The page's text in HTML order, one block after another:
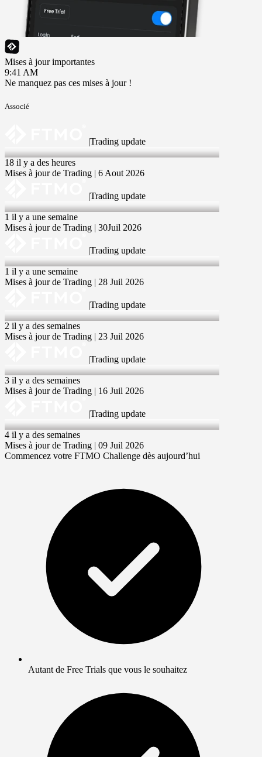
Mises à jour importantes
9:41 AM
Ne manquez pas ces mises à jour !
Associé
|Trading update
6 Aug 2026
18 il y a des heures
Mises à jour de Trading | 6 Aout 2026
|Trading update
30 Jul 2026
1 il y a une semaine
Mises à jour de Trading | 30Juil 2026
|Trading update
28 Jul 2026
1 il y a une semaine
Mises à jour de Trading | 28 Juil 2026
|Trading update
23 Jul 2026
2 il y a des semaines
Mises à jour de Trading | 23 Juil 2026
|Trading update
16 Jul 2026
3 il y a des semaines
Mises à jour de Trading | 16 Juil 2026
|Trading update
9 Jul 2026
4 il y a des semaines
Mises à jour de Trading | 09 Juil 2026
Commencez votre FTMO Challenge dès aujourd’hui
Autant de Free Trials que vous le souhaitez